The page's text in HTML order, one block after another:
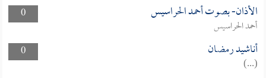
0
الأذان- بصوت أحمد الحراسيس
أحمد الحراسيس
0
أناشيد رمضان
(...)